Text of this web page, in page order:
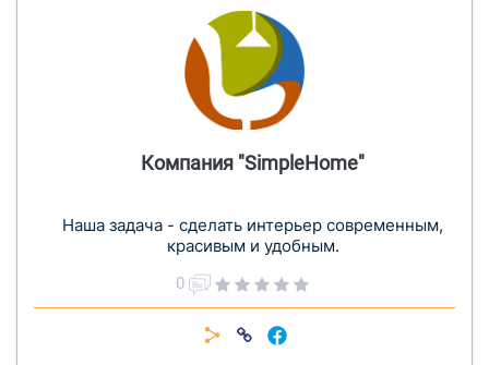
Компания "SimpleHome"
Наша задача - сделать интерьер современным,
красивым и удобным.
0